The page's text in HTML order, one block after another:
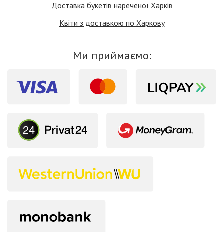
Доставка букетів нареченої Харків
Квіти з доставкою по Харкову
Ми приймаємо: